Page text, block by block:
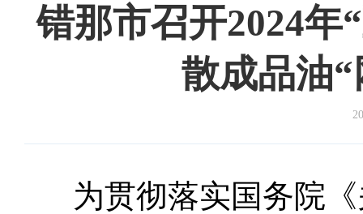
错那市召开2024年
散成品油
为贯彻落实国务院